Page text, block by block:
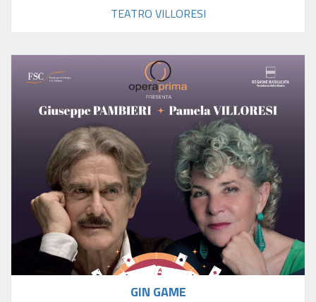
TEATRO VILLORESI
GIN GAME